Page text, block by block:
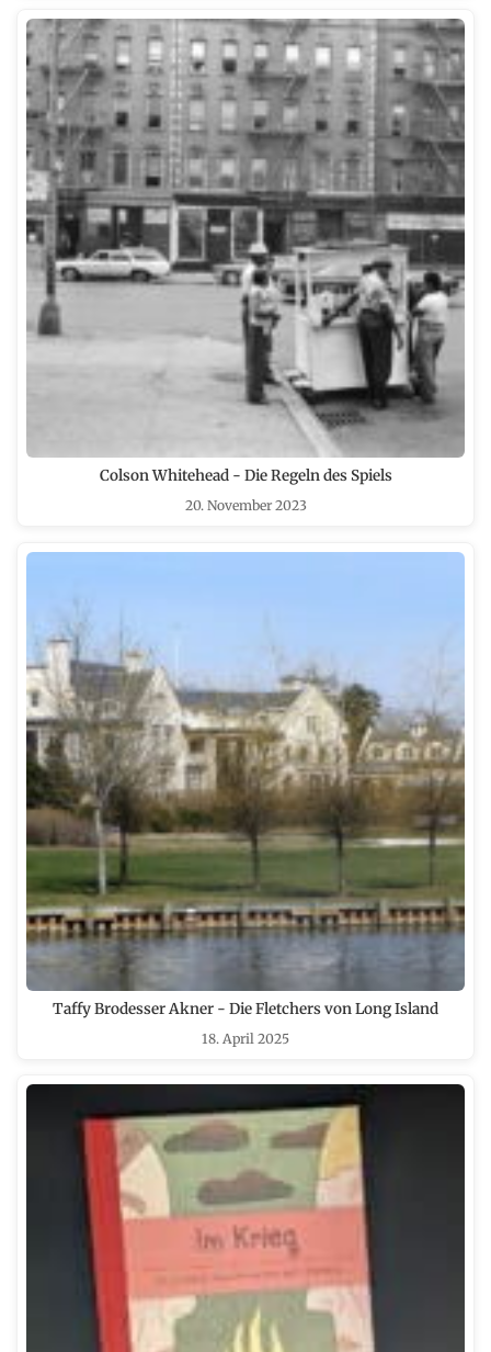
Colson Whitehead - Die Regeln des Spiels
20. November 2023
Taffy Brodesser Akner - Die Fletchers von Long Island
18. April 2025